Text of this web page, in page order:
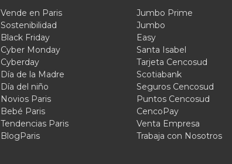
Vende en Paris
Sostenibilidad
Black Friday
Cyber Monday
Cyberday
Día de la Madre
Día del niño
Novios Paris
Bebé Paris
Tendencias Paris
BlogParis
Jumbo Prime
Jumbo
Easy
Santa Isabel
Tarjeta Cencosud
Scotiabank
Seguros Cencosud
Puntos Cencosud
CencoPay
Venta Empresa
Trabaja con Nosotros